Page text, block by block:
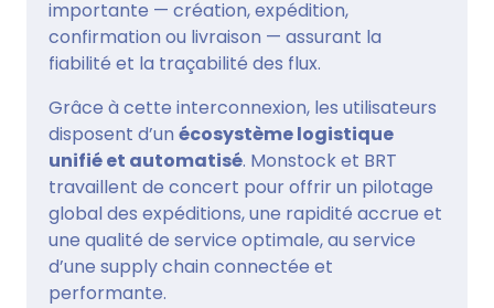
importante — création, expédition,
confirmation ou livraison — assurant la
fiabilité et la traçabilité des flux.
Grâce à cette interconnexion, les utilisateurs
disposent d’un écosystème logistique
unifié et automatisé. Monstock et BRT
travaillent de concert pour offrir un pilotage
global des expéditions, une rapidité accrue et
une qualité de service optimale, au service
d’une supply chain connectée et
performante.